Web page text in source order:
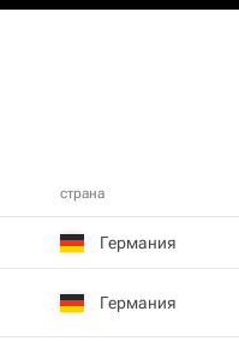
страна
Германия
Германия